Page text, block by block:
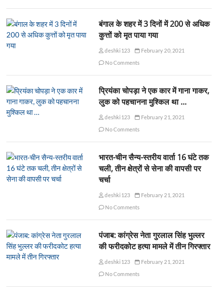
बंगाल के शहर में 3 दिनों में 200 से अधिक
कुत्तों को मृत पाया गया
deshki123
February 20, 2021
No Comments
प्रियंका चोपड़ा ने एक कार में गाना गाकर,
लुक को पहचानना मुश्किल था …
deshki123
February 21, 2021
No Comments
भारत-चीन सैन्य-स्तरीय वार्ता 16 घंटे तक
चली, तीन क्षेत्रों से सेना की वापसी पर
चर्चा
deshki123
February 21, 2021
No Comments
पंजाब: कांग्रेस नेता गुरलाल सिंह भुल्लर
की फरीदकोट हत्या मामले में तीन गिरफ्तार
deshki123
February 21, 2021
No Comments